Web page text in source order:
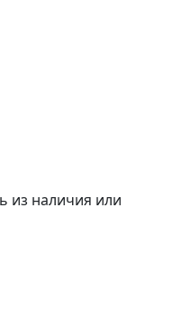
из наличия или